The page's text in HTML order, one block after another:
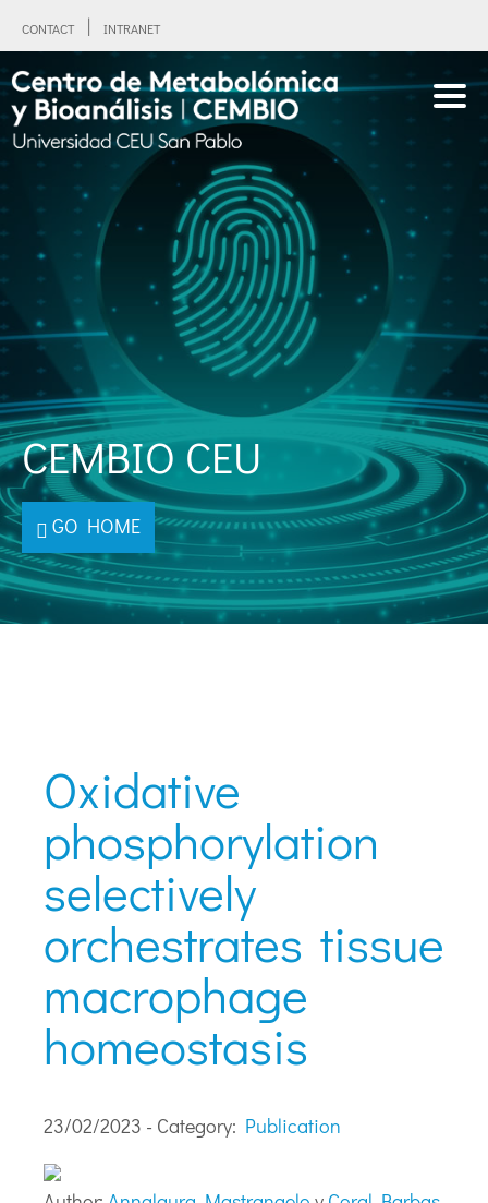
CONTACT INTRANET
CEMBIO CEU
GO HOME
Oxidative
phosphorylation
selectively
orchestrates tissue
macrophage
homeostasis
23/02/2023 - Category: Publication